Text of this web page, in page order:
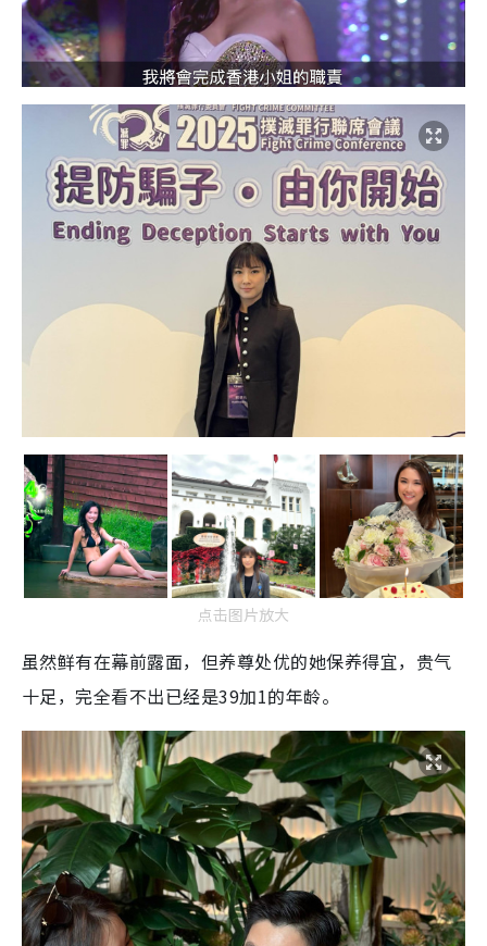
点击图片放大
虽然鲜有在幕前露面，但养尊处优的她保养得宜，贵气
十足，完全看不出已经是39加1的年龄。